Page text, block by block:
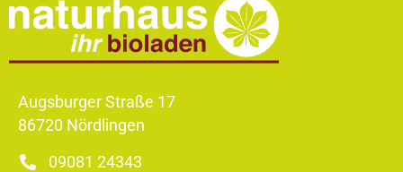
Augsburger Straße 17
86720 Nördlingen
09081 24343